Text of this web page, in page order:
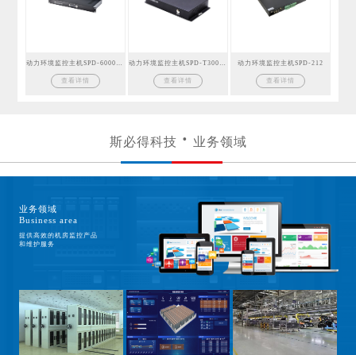
查看详情 查看详情
动力环境监控主机SPD-212
查看详情
斯必得科技 业务领域
业务领域
Business area
提供高效的机房监控产品
和维护服务